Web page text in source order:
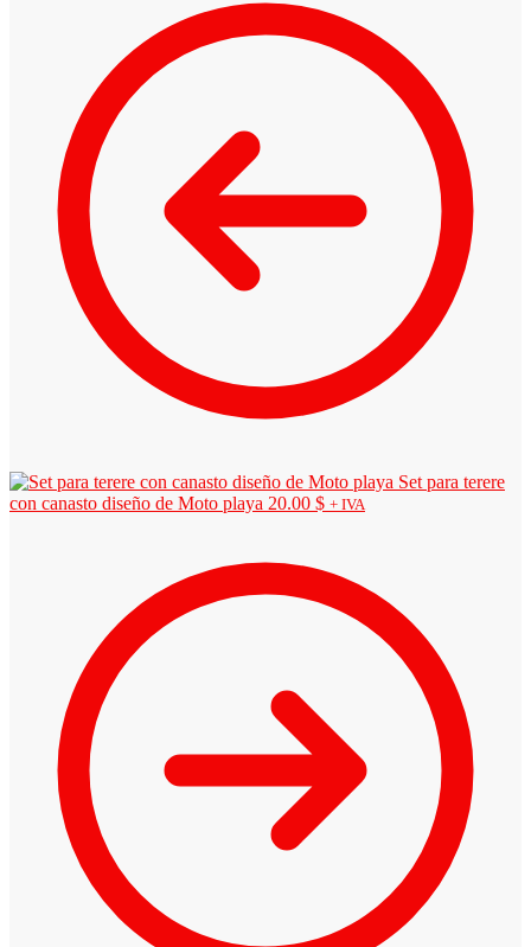
Set para terere
con canasto diseño de Moto playa 20.00 $ + IVA